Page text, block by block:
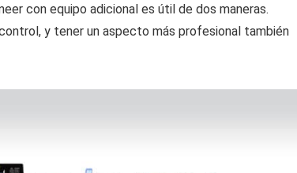
con equipo adicional es útil de dos maneras.
y tener un aspecto más profesional también